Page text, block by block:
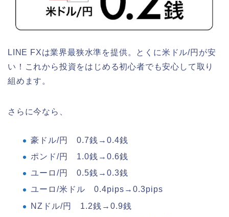
LINE FXは業界最狭水準を提供。とくに米ドル/円が安
い！これから投資をはじめる初心者でも安心して取り
組めます。
さらに今なら、
豪ドル/円 0.7銭→0.4銭
ポンド/円 1.0銭→0.6銭
ユーロ/円 0.5銭→0.3銭
ユーロ/米ドル 0.4pips→0.3pips
NZドル/円 1.2銭→0.9銭